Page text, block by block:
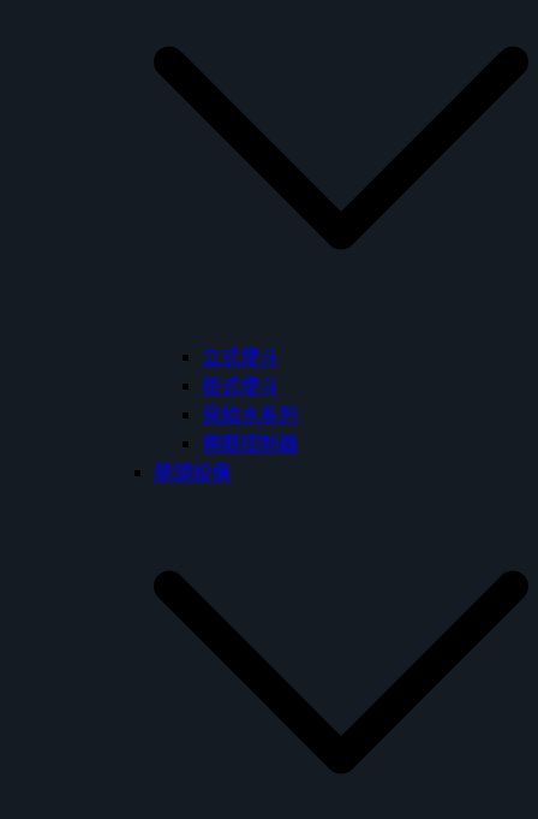
立式便斗
掛式便斗
背給水系列
電眼控制器
龍頭設備